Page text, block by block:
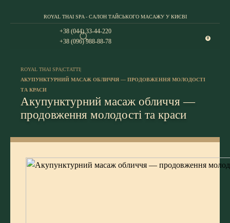
ROYAL THAI SPA - САЛОН ТАЙСЬКОГО МАСАЖУ У КИЄВІ
+38 (044) 33-44-220
+38 (096) 988-88-78
0
ROYAL THAI SPA|СТАТТІ|
АКУПУНКТУРНИЙ МАСАЖ ОБЛИЧЧЯ — ПРОДОВЖЕННЯ МОЛОДОСТІ
ТА КРАСИ
Акупунктурний масаж обличчя —
продовження молодості та краси